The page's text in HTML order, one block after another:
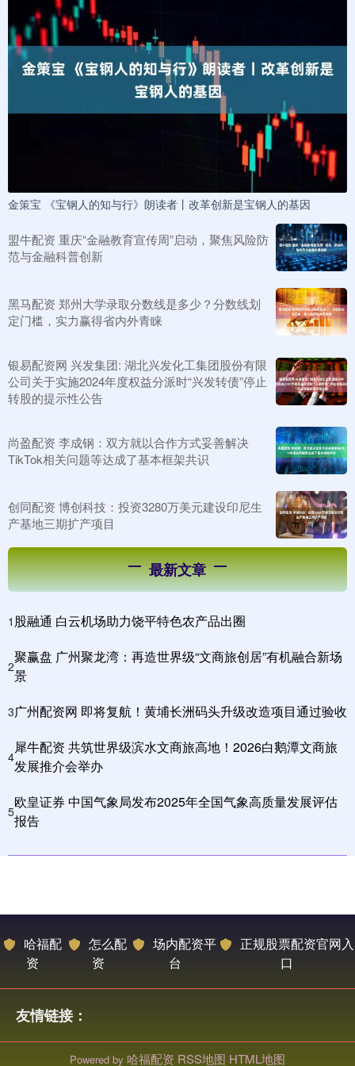
金策宝 《宝钢人的知与行》朗读者丨改革创新是宝钢人的基因
盟牛配资 重庆“金融教育宣传周”启动，聚焦风险防
范与金融科普创新
黑马配资 郑州大学录取分数线是多少？分数线划
定门槛，实力赢得省内外青睐
银易配资网 兴发集团: 湖北兴发化工集团股份有限
公司关于实施2024年度权益分派时“兴发转债”停止
转股的提示性公告
尚盈配资 李成钢：双方就以合作方式妥善解决
TikTok相关问题等达成了基本框架共识
创同配资 博创科技：投资3280万美元建设印尼生
产基地三期扩产项目
最新文章
1 股融通 白云机场助力饶平特色农产品出圈
2
聚赢盘 广州聚龙湾：再造世界级“文商旅创居”有机融合新场
景
3广州配资网 即将复航！黄埔长洲码头升级改造项目通过验收
4
犀牛配资 共筑世界级滨水文商旅高地！2026白鹅潭文商旅
发展推介会举办
5
欧皇证券 中国气象局发布2025年全国气象高质量发展评估
报告
哈福配
资
怎么配
资
场内配资平
台
正规股票配资官网入
口
友情链接：
Powered by 哈福配资 RSS地图 HTML地图